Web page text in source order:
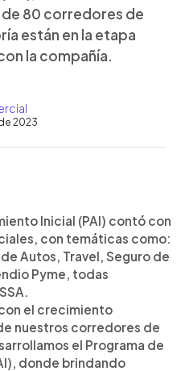
80 corredores de
están en la etapa
la compañía.
2023
Inicial (PAI) contó con
con temáticas como:
Autos, Travel, Seguro de
Pyme, todas
el crecimiento
nuestros corredores de
el Programa de
donde brindando